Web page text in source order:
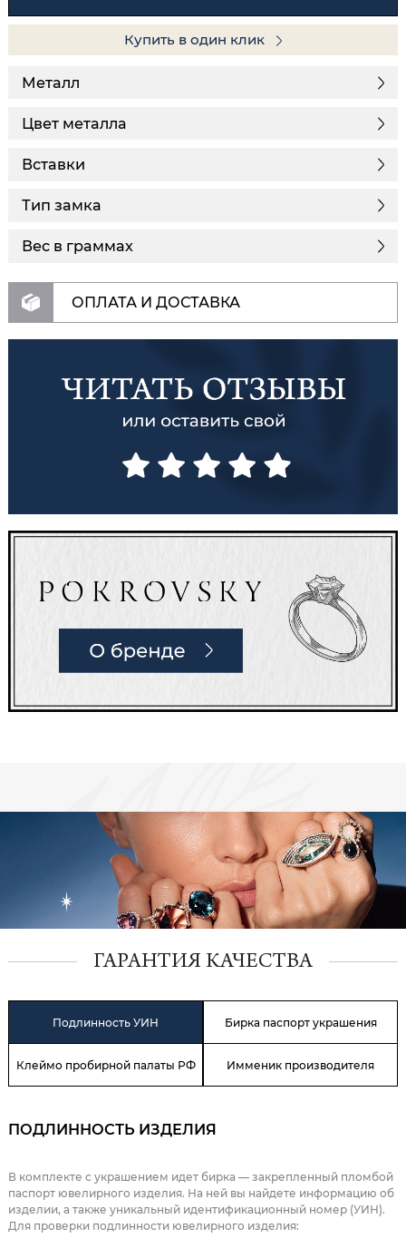
Купить в один клик
Металл
Цвет металла
Вставки
Тип замка
Вес в граммах
ОПЛАТА И ДОСТАВКА
ГАРАНТИЯ КАЧЕСТВА
Подлинность УИН Бирка паспорт украшения
Клеймо пробирной палаты РФ Имменик производителя
ПОДЛИННОСТЬ ИЗДЕЛИЯ
В комплекте с украшением идет бирка — закрепленный пломбой
паспорт ювелирного изделия. На ней вы найдете информацию об
изделии, а также уникальный идентификационный номер (УИН).
Для проверки подлинности ювелирного изделия: